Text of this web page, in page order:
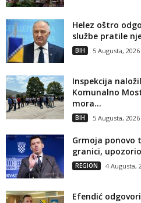
Helez oštro
službe pratile
BIH 5 Augusta, 2026
Inspekcija
Komunalno
mora...
BIH 5 Augusta, 2026
Grmoja ponovo
granici,
REGION 4 Augusta,
Efendić